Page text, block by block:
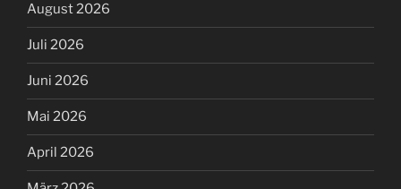
August 2026
Juli 2026
Juni 2026
Mai 2026
April 2026